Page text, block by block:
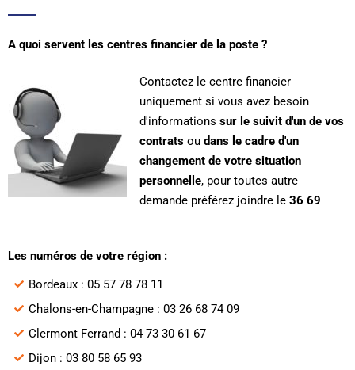
A quoi servent les centres financier de la poste ?
Contactez le centre financier
uniquement si vous avez besoin
d'informations sur le suivit d'un de vos
contrats ou dans le cadre d'un
changement de votre situation
personnelle, pour toutes autre
demande préférez joindre le 36 69
Les numéros de votre région :
Bordeaux : 05 57 78 78 11
Chalons-en-Champagne : 03 26 68 74 09
Clermont Ferrand : 04 73 30 61 67
Dijon : 03 80 58 65 93